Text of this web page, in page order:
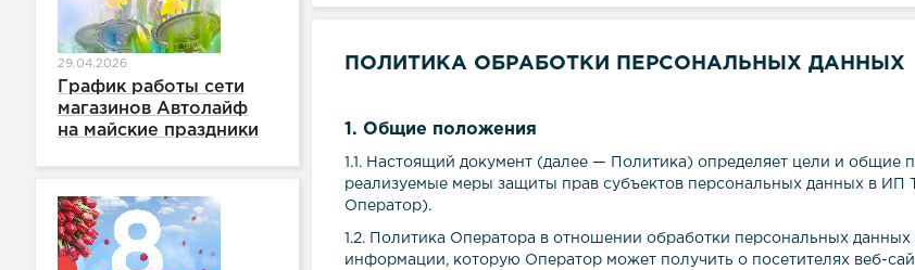
29.04.2026
График работы сети
магазинов Автолайф
на майские праздники
ПОЛИТИКА ОБРАБОТКИ ПЕРСОНАЛЬНЫХ ДАННЫХ
1. Общие положения
1.1. Настоящий документ (далее — Политика) определяет цели и
реализуемые меры защиты прав субъектов персональных данных в ИП
Оператор).
1.2. Политика Оператора в отношении обработки персональных
информации, которую Оператор может получить о посетителях веб-